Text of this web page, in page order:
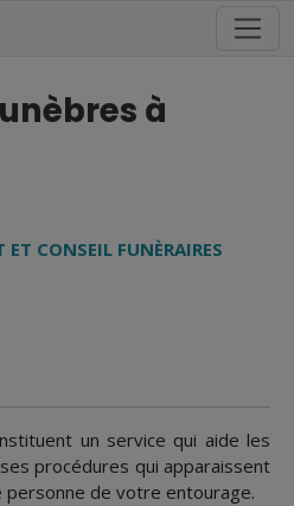
à
un service qui aide les
procédures qui apparaissent
personne de votre entourage.
ET CONSEIL FUNÈRAIRES